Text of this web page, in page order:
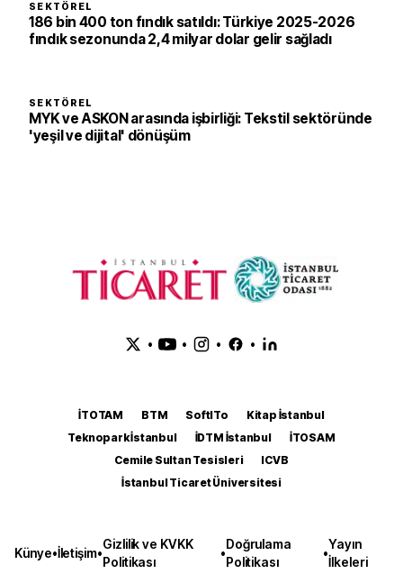
SEKTÖREL
186 bin 400 ton fındık satıldı: Türkiye 2025-2026
fındık sezonunda 2,4 milyar dolar gelir sağladı
SEKTÖREL
MYK ve ASKON arasında işbirliği: Tekstil sektöründe
'yeşil ve dijital' dönüşüm
• • • •
İTOTAM BTM SoftITo
Kitap İstanbul
Teknopark İstanbul
İDTM İstanbul
İTOSAM
Cemile Sultan Tesisleri
ICVB
İstanbul Ticaret Üniversitesi
Künye•İletişim•
Gizlilik ve KVKK
Politikası
•
Doğrulama
Politikası
•
Yayın
İlkeleri